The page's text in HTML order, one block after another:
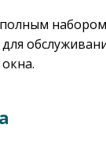
набором